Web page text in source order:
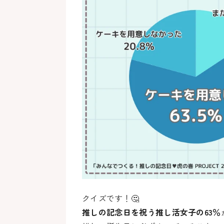
クイズです！🤔
推しの記念日を祝う推し活女子の63％